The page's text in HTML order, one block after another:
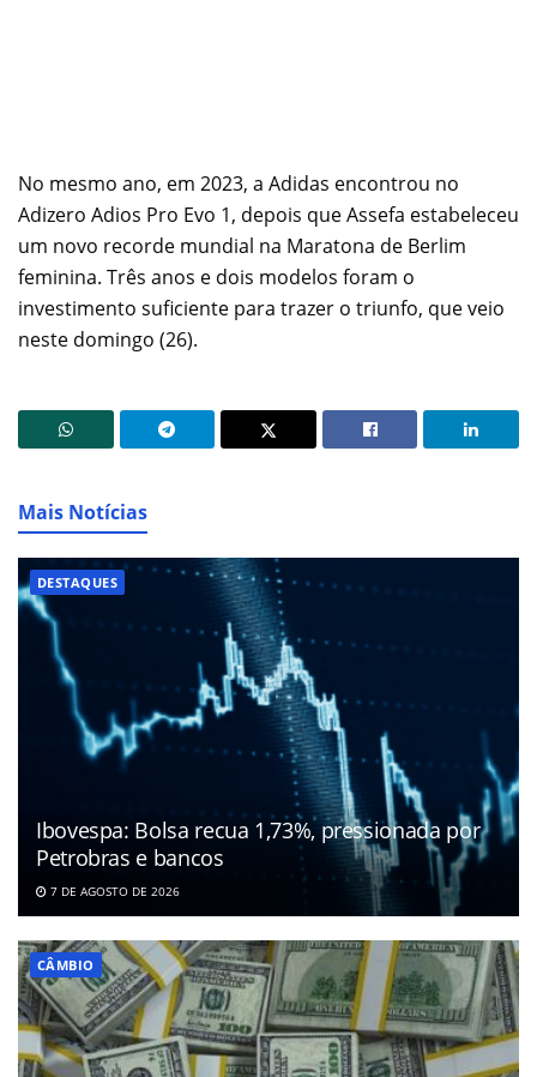
No mesmo ano, em 2023, a Adidas encontrou no
Adizero Adios Pro Evo 1, depois que Assefa estabeleceu
um novo recorde mundial na Maratona de ​Berlim
feminina. Três anos e dois modelos foram o
investimento suficiente para trazer o triunfo, que veio
neste domingo (26).
Mais Notícias
DESTAQUES
Ibovespa: Bolsa recua 1,73%, pressionada por
Petrobras e bancos
7 DE AGOSTO DE 2026
CÂMBIO